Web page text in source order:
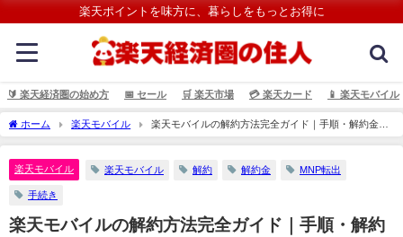
楽天ポイントを味方に、暮らしをもっとお得に
🔰 楽天経済圏の始め方 📅 セール 🛒 楽天市場 💳️ 楽天カード 📱 楽天モバイル
ホーム 楽天モバイル
楽天モバイルの解約方法完全ガイド｜手順・解約金・
タイミングと注意点
楽天モバイル 楽天モバイル 解約 解約金 MNP転出
手続き
楽天モバイルの解約方法完全ガイド｜手順・解約